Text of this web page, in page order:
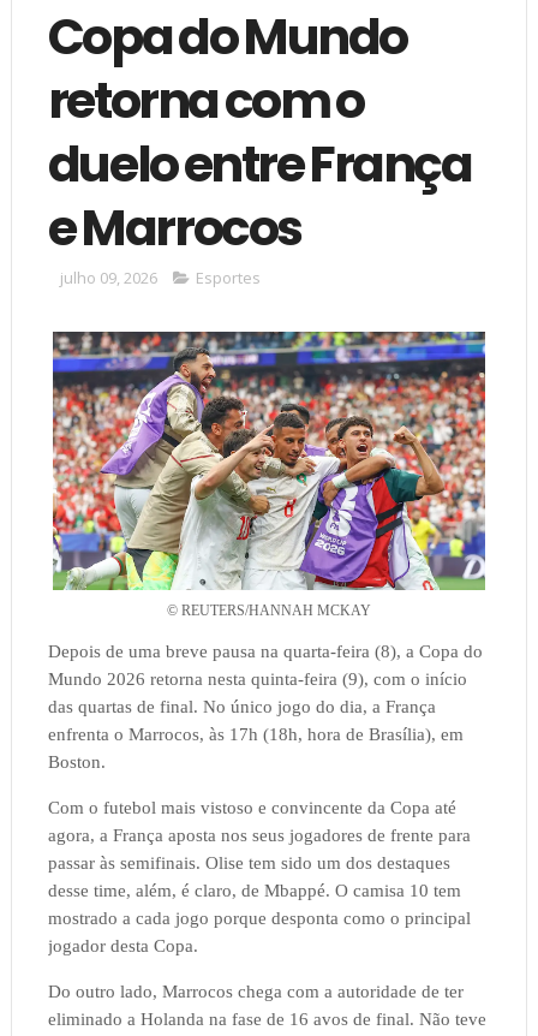
Copa do Mundo
retorna com o
duelo entre França
e Marrocos
julho 09, 2026 Esportes
© REUTERS/HANNAH MCKAY
Depois de uma breve pausa na quarta-feira (8), a Copa do
Mundo 2026 retorna nesta quinta-feira (9), com o início
das quartas de final. No único jogo do dia, a França
enfrenta o Marrocos, às 17h (18h, hora de Brasília), em
Boston.
Com o futebol mais vistoso e convincente da Copa até
agora, a França aposta nos seus jogadores de frente para
passar às semifinais. Olise tem sido um dos destaques
desse time, além, é claro, de Mbappé. O camisa 10 tem
mostrado a cada jogo porque desponta como o principal
jogador desta Copa.
Do outro lado, Marrocos chega com a autoridade de ter
eliminado a Holanda na fase de 16 avos de final. Não teve